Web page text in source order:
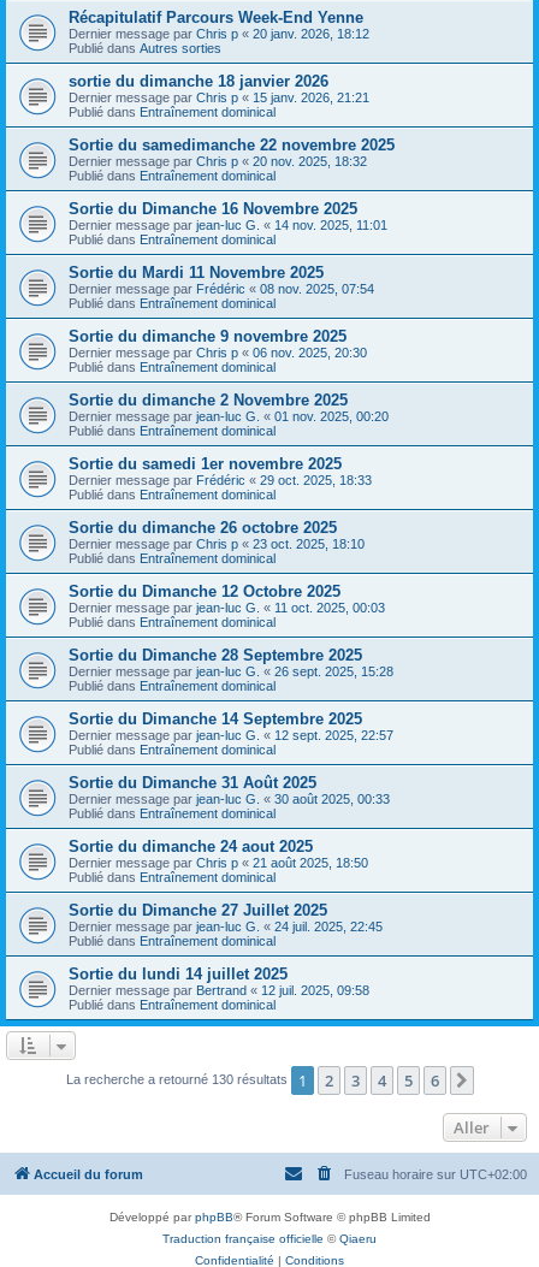
Récapitulatif Parcours Week-End Yenne
Dernier message par Chris p « 20 janv. 2026, 18:12
Publié dans Autres sorties
sortie du dimanche 18 janvier 2026
Dernier message par Chris p « 15 janv. 2026, 21:21
Publié dans Entraînement dominical
Sortie du samedimanche 22 novembre 2025
Dernier message par Chris p « 20 nov. 2025, 18:32
Publié dans Entraînement dominical
Sortie du Dimanche 16 Novembre 2025
Dernier message par jean-luc G. « 14 nov. 2025, 11:01
Publié dans Entraînement dominical
Sortie du Mardi 11 Novembre 2025
Dernier message par Frédéric « 08 nov. 2025, 07:54
Publié dans Entraînement dominical
Sortie du dimanche 9 novembre 2025
Dernier message par Chris p « 06 nov. 2025, 20:30
Publié dans Entraînement dominical
Sortie du dimanche 2 Novembre 2025
Dernier message par jean-luc G. « 01 nov. 2025, 00:20
Publié dans Entraînement dominical
Sortie du samedi 1er novembre 2025
Dernier message par Frédéric « 29 oct. 2025, 18:33
Publié dans Entraînement dominical
Sortie du dimanche 26 octobre 2025
Dernier message par Chris p « 23 oct. 2025, 18:10
Publié dans Entraînement dominical
Sortie du Dimanche 12 Octobre 2025
Dernier message par jean-luc G. « 11 oct. 2025, 00:03
Publié dans Entraînement dominical
Sortie du Dimanche 28 Septembre 2025
Dernier message par jean-luc G. « 26 sept. 2025, 15:28
Publié dans Entraînement dominical
Sortie du Dimanche 14 Septembre 2025
Dernier message par jean-luc G. « 12 sept. 2025, 22:57
Publié dans Entraînement dominical
Sortie du Dimanche 31 Août 2025
Dernier message par jean-luc G. « 30 août 2025, 00:33
Publié dans Entraînement dominical
Sortie du dimanche 24 aout 2025
Dernier message par Chris p « 21 août 2025, 18:50
Publié dans Entraînement dominical
Sortie du Dimanche 27 Juillet 2025
Dernier message par jean-luc G. « 24 juil. 2025, 22:45
Publié dans Entraînement dominical
Sortie du lundi 14 juillet 2025
Dernier message par Bertrand « 12 juil. 2025, 09:58
Publié dans Entraînement dominical
La recherche a retourné 130 résultats 1 2 3 4 5 6
Aller
Accueil du forum Fuseau horaire sur UTC+02:00
Développé parphpBB® Forum Software © phpBB Limited
Traduction française officielle ©Qiaeru
Confidentialité | Conditions